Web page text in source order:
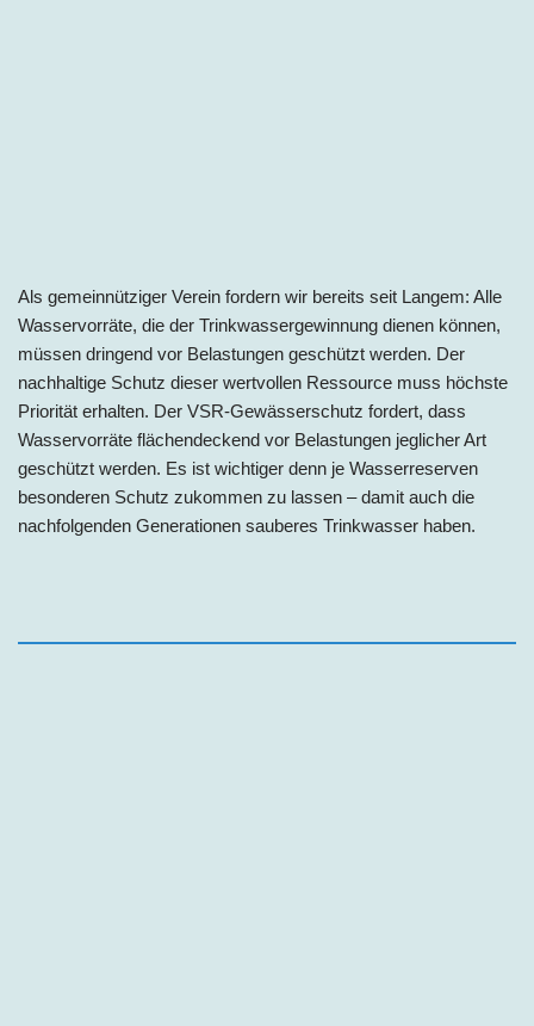
Als gemeinnütziger Verein fordern wir bereits seit Langem: Alle
Wasservorräte, die der Trinkwassergewinnung dienen können,
müssen dringend vor Belastungen geschützt werden. Der
nachhaltige Schutz dieser wertvollen Ressource muss höchste
Priorität erhalten. Der VSR-Gewässerschutz fordert, dass
Wasservorräte flächendeckend vor Belastungen jeglicher Art
geschützt werden. Es ist wichtiger denn je Wasserreserven
besonderen Schutz zukommen zu lassen – damit auch die
nachfolgenden Generationen sauberes Trinkwasser haben.